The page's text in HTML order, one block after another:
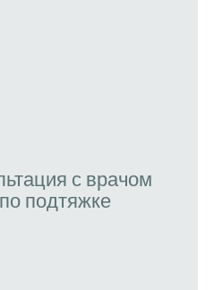
Первичная
перед операцией по